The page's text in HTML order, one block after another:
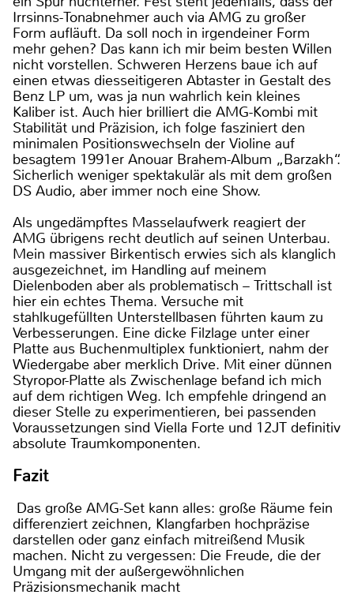
Irrsinns-Tonabnehmer auch via AMG zu großer
Form aufläuft. Da soll noch in irgendeiner Form
mehr gehen? Das kann ich mir beim besten Willen
nicht vorstellen. Schweren Herzens baue ich auf
einen etwas diesseitigeren Abtaster in Gestalt des
Benz LP um, was ja nun wahrlich kein kleines
Kaliber ist. Auch hier brilliert die AMG-Kombi mit
Stabilität und Präzision, ich folge fasziniert den
minimalen Positionswechseln der Violine auf
besagtem 1991er Anouar Brahem-Album „Barzakh“.
Sicherlich weniger spektakulär als mit dem großen
DS Audio, aber immer noch eine Show.
Als ungedämpftes Masselaufwerk reagiert der
AMG übrigens recht deutlich auf seinen Unterbau.
Mein massiver Birkentisch erwies sich als klanglich
ausgezeichnet, im Handling auf meinem
Dielenboden aber als problematisch – Trittschall ist
hier ein echtes Thema. Versuche mit
stahlkugefüllten Unterstellbasen führten kaum zu
Verbesserungen. Eine dicke Filzlage unter einer
Platte aus Buchenmultiplex funktioniert, nahm der
Wiedergabe aber merklich Drive. Mit einer dünnen
Styropor-Platte als Zwischenlage befand ich mich
auf dem richtigen Weg. Ich empfehle dringend an
dieser Stelle zu experimentieren, bei passenden
Voraussetzungen sind Viella Forte und 12JT definitiv
absolute Traumkomponenten.
Fazit
Das große AMG-Set kann alles: große Räume fein
differenziert zeichnen, Klangfarben hochpräzise
darstellen oder ganz einfach mitreißend Musik
machen. Nicht zu vergessen: Die Freude, die der
Umgang mit der außergewöhnlichen
Präzisionsmechanik macht